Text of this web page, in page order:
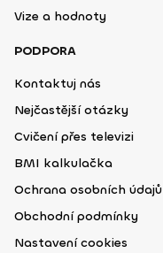
Vize a hodnoty
PODPORA
Kontaktuj nás
Nejčastější otázky
Cvičení přes televizi
BMI kalkulačka
Ochrana osobních údajů
Obchodní podmínky
Nastavení cookies